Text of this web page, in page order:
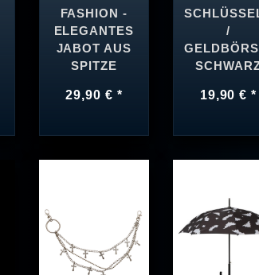
FASHION -
ELEGANTES
JABOT AUS
SPITZE
29,90 € *
/
19,90 € *